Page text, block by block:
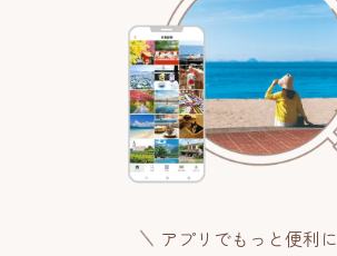
アプリでもっと便利に